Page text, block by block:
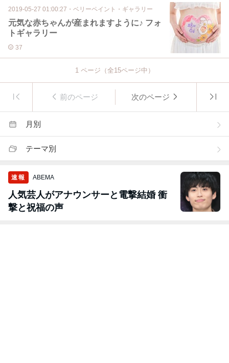
2019-05-27 01:00:27 ・ ベリーペイント・ギャラリー
元気な赤ちゃんが産まれますように♪ フォ
トギャラリー
37
1ページ（全15ページ中）
前のページ 次のページ
月別
テーマ別
速報 ABEMA
人気芸人がアナウンサーと電撃結婚 衝
撃と祝福の声